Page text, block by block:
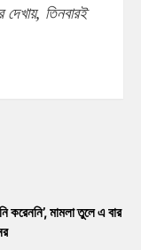
তিনবারই
করেননি’, মামলা তুলে এ বার